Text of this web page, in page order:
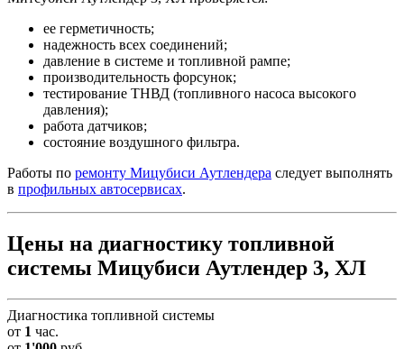
ее герметичность;
надежность всех соединений;
давление в системе и топливной рампе;
производительность форсунок;
тестирование ТНВД (топливного насоса высокого
давления);
работа датчиков;
состояние воздушного фильтра.
Работы по ремонту Мицубиси Аутлендера следует выполнять
в профильных автосервисах.
Цены на диагностику топливной
системы Мицубиси Аутлендер 3, ХЛ
Диагностика топливной системы
от 1 час.